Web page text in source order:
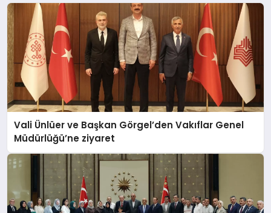
Vali Ünlüer ve Başkan Görgel’den Vakıflar Genel
Müdürlüğü’ne ziyaret